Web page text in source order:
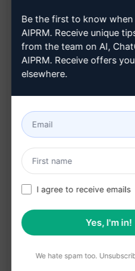
提供清晰的定价信息
优势:
详细分析产品/软件的特点，
使用SEO技巧，提高评论的
提供全面的用户体验评价，让
总结喜好和不喜欢，让读者更
立即尝试此提示在ChatGPT上。
在克劳德上试用 试用
提示统计
Be the first to know
AIPRM. Receive unique
from the team on AI,
AIPRM. Receive offers
elsewhere.
I agree to receive emails
Yes, I'm in!
We hate spam too.